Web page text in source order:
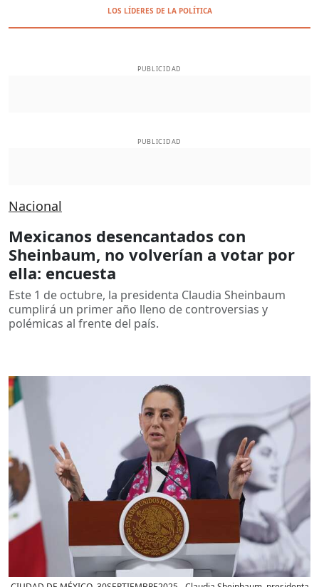
LOS LÍDERES DE LA POLÍTICA
PUBLICIDAD
PUBLICIDAD
Nacional
Mexicanos desencantados con
Sheinbaum, no volverían a votar por
ella: encuesta
Este 1 de octubre, la presidenta Claudia Sheinbaum
cumplirá un primer año lleno de controversias y
polémicas al frente del país.